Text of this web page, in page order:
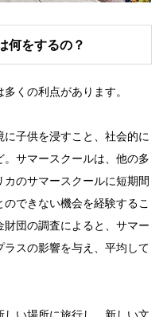
何をするの？
くの利点があります。
子供を浸すこと、社会的に
サマースクールは、他の多
カのサマースクールに短期間
できない機会を経験するこ
団の調査によると、サマー
スの影響を与え、平均して
い場所に旅行し、新しい文